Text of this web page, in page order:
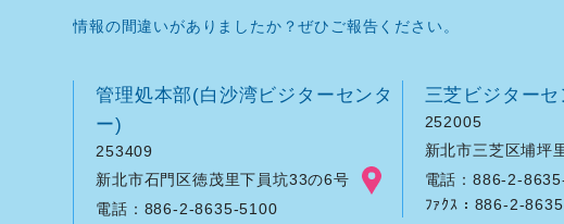
情報の間違いがありましたか？ぜひご報告ください。
管理処本部(白沙湾ビジターセンタ
ー)
253409
新北市石門区徳茂里下員坑33の6号
電話：886-2-8635-5100
三芝ビジターセ
252005
新北市三芝区埔坪
電話：886-2-
ﾌｧｸｽ：886-2-